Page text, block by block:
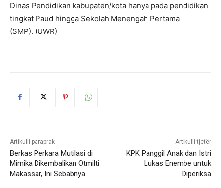
Dinas Pendidikan kabupaten/kota hanya pada pendidikan
tingkat Paud hingga Sekolah Menengah Pertama
(SMP). (UWR)
Artikulli paraprak
Berkas Perkara Mutilasi di
Mimika Dikembalikan Otmilti
Makassar, Ini Sebabnya
Artikulli tjetër
KPK Panggil Anak dan Istri
Lukas Enembe untuk
Diperiksa